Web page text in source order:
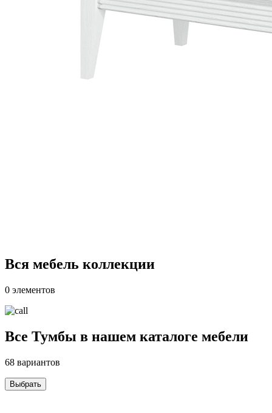
Вся мебель коллекции
0 элементов
Все Тумбы в нашем каталоге мебели
68 вариантов
Выбрать